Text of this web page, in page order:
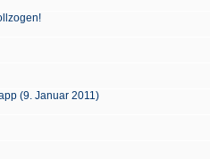
(9. Januar 2011)